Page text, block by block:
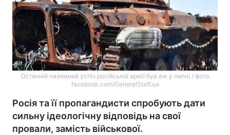
Останній наземний успіх російської армії був аж у липні / фото
facebook.com/GeneralStaff.ua
Росія та її пропагандисти спробують дати
сильну ідеологічну відповідь на свої
провали, замість військової.